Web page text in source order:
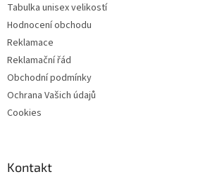
Tabulka unisex velikostí
Hodnocení obchodu
Reklamace
Reklamační řád
Obchodní podmínky
Ochrana Vašich údajů
Cookies
Kontakt